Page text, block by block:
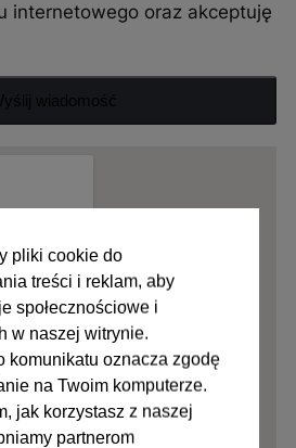
pliki cookie do
treści i reklam, aby
społecznościowe i
w naszej witrynie.
komunikatu oznacza zgodę
na Twoim komputerze.
jak korzystasz z naszej
partnerom
internetowego oraz akceptuję
wiadomość